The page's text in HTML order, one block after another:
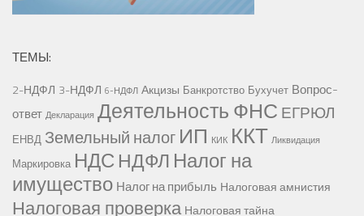
ТЕМЫ:
2-НДФЛ 3-НДФЛ 6-НДФЛ Акцизы Банкротство Бухучет Вопрос-
ответ Декларация Деятельность ФНС ЕГРЮЛ
ЕНВД Земельный налог ИП КИК ККТ Ликвидация
Маркировка НДС НДФЛ Налог на
имущество Налог на прибыль Налоговая амнистия
Налоговая проверка Налоговая тайна